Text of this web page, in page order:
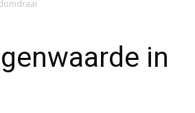
in